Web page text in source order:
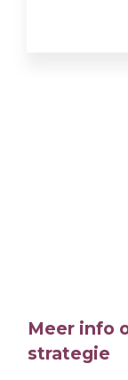
Meer info
strategie